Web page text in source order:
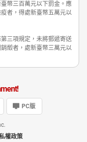
幣三百萬元以下罰金。應
者，得處新臺幣五萬元以
三項規定，未將郵遞寄送
燬者，處新臺幣三萬元以
PC版
權政策